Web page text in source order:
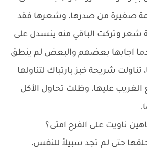
صغيرة من صدرها، وشعرها فقد
شعر وتركت الباقي منه ينسدل على
اجابها بعضهم والبعض لم ينطق
شريحة خبز بارتباك لتناولها
الغريب عليها، وظلت تحاول الأكل
ناويت على الفرح امتى؟
حتى لم تجد سبيلاً للنفس،